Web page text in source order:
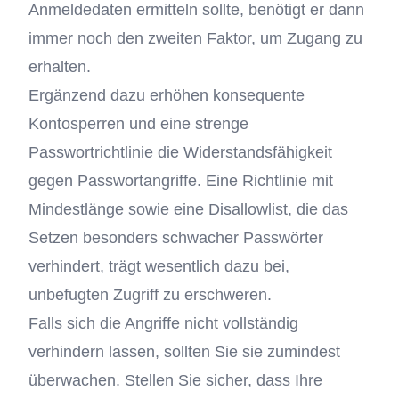
Anmeldedaten ermitteln sollte, benötigt er dann
immer noch den zweiten Faktor, um Zugang zu
erhalten.
Ergänzend dazu erhöhen konsequente
Kontosperren und eine strenge
Passwortrichtlinie die Widerstandsfähigkeit
gegen Passwortangriffe. Eine Richtlinie mit
Mindestlänge sowie eine Disallowlist, die das
Setzen besonders schwacher Passwörter
verhindert, trägt wesentlich dazu bei,
unbefugten Zugriff zu erschweren.
Falls sich die Angriffe nicht vollständig
verhindern lassen, sollten Sie sie zumindest
überwachen. Stellen Sie sicher, dass Ihre